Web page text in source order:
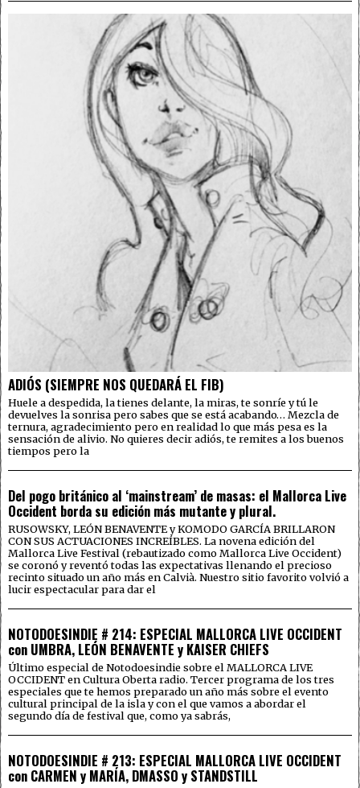
ADIÓS (SIEMPRE NOS QUEDARÁ EL FIB)
Huele a despedida, la tienes delante, la miras, te sonríe y tú le
devuelves la sonrisa pero sabes que se está acabando… Mezcla de
ternura, agradecimiento pero en realidad lo que más pesa es la
sensación de alivio. No quieres decir adiós, te remites a los buenos
tiempos pero la
Del pogo británico al ‘mainstream’ de masas: el Mallorca Live
Occident borda su edición más mutante y plural.
RUSOWSKY, LEÓN BENAVENTE y KOMODO GARCÍA BRILLARON
CON SUS ACTUACIONES INCREÍBLES. La novena edición del
Mallorca Live Festival (rebautizado como Mallorca Live Occident)
se coronó y reventó todas las expectativas llenando el precioso
recinto situado un año más en Calvià. Nuestro sitio favorito volvió a
lucir espectacular para dar el
NOTODOESINDIE # 214: ESPECIAL MALLORCA LIVE OCCIDENT
con UMBRA, LEÓN BENAVENTE y KAISER CHIEFS
Último especial de Notodoesindie sobre el MALLORCA LIVE
OCCIDENT en Cultura Oberta radio. Tercer programa de los tres
especiales que te hemos preparado un año más sobre el evento
cultural principal de la isla y con el que vamos a abordar el
segundo día de festival que, como ya sabrás,
NOTODOESINDIE # 213: ESPECIAL MALLORCA LIVE OCCIDENT
con CARMEN y MARÍA, DMASSO y STANDSTILL